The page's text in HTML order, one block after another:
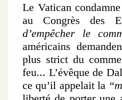
Le Vatican
au Congrès des
d’empêcher le
américains
plus strict du
feu... L’évêque de
ce qu’il appelait la